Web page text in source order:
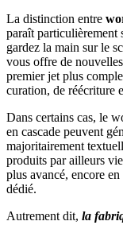
La distinction entre
paraît particulièrement
gardez la main sur le
vous offre de
premier jet plus
curation, de réécriture
Dans certains cas, le
en cascade peuvent
majoritairement
produits par ailleurs
plus avancé, encore
dédié.
Autrement dit, la